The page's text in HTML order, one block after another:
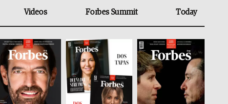
Videos Forbes Summit Today